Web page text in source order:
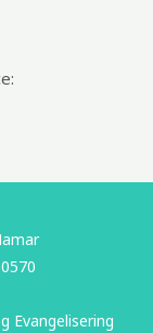
Evangelisering